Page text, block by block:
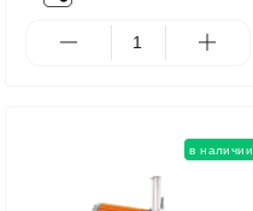
в наличии